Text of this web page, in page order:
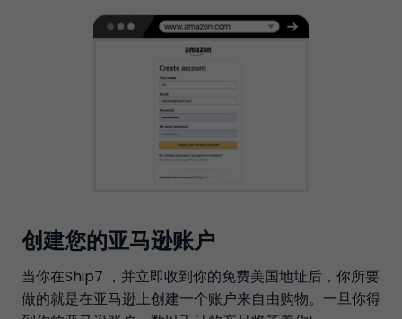
创建您的亚马逊账户
当你在Ship7 ，并立即收到你的免费美国地址后，你所要
做的就是在亚马逊上创建一个账户来自由购物。一旦你得